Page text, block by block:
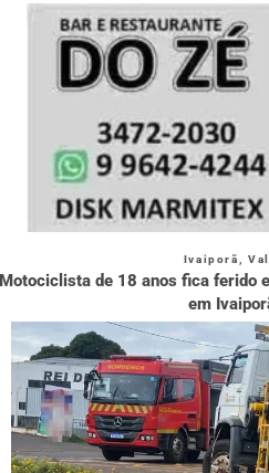
Ivaiporã
de 18 anos fica ferido
em